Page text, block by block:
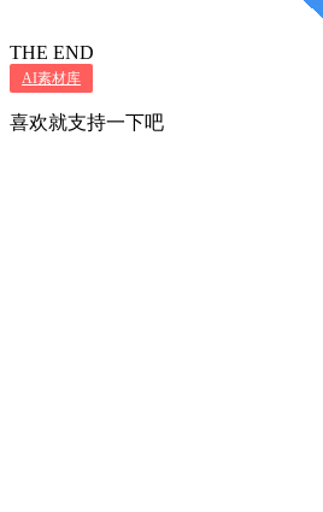
THE END
AI素材库
喜欢就支持一下吧